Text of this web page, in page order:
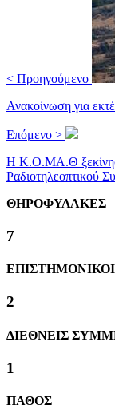
< Προηγούμενο
Ανακοίνωση για
Επόμενο >
Η Κ.Ο.ΜΑ.Θ ξεκίνησε
Ραδιοτηλεοπτικού
ΘΗΡΟΦΥΛΑΚΕΣ
8
2
ΔΙΕΘΝΕΙΣ
1
ΠΑΘΟΣ